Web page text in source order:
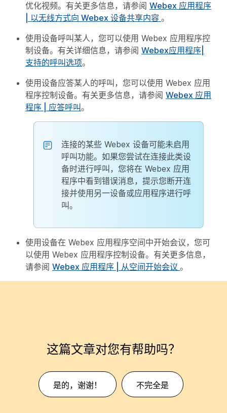
优化视频。有关更多信息，请参阅 Webex 应用程序
| 以无线方式向 Webex 设备共享内容 。
使用设备呼叫某人，您可以使用 Webex 应用程序控
制设备。有关详细信息，请参阅 Webex应用程序|
支持的呼叫选项。
使用设备应答某人的呼叫，您可以使用 Webex 应用
程序控制设备。有关更多信息，请参阅 Webex 应用
程序 | 应答呼叫。
连接的某些 Webex 设备可能未启用
呼叫功能。如果您尝试在连接此类设
备时进行呼叫，您将在 Webex 应用
程序中看到错误消息，提示您断开连
接并使用另一设备或应用程序进行呼
叫。
使用设备在 Webex 应用程序空间中开始会议，您可
以使用 Webex 应用程序控制设备。有关更多信息，
请参阅 Webex 应用程序 | 从空间开始会议 。
这篇文章对您有帮助吗？
是的，谢谢！ 不完全是